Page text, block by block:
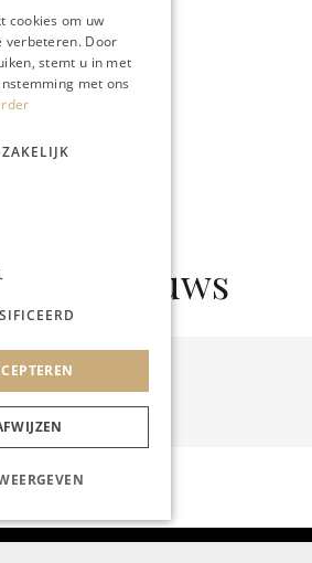
nieuws
cookies om uw
verbeteren. Door
stemt u in met
met ons